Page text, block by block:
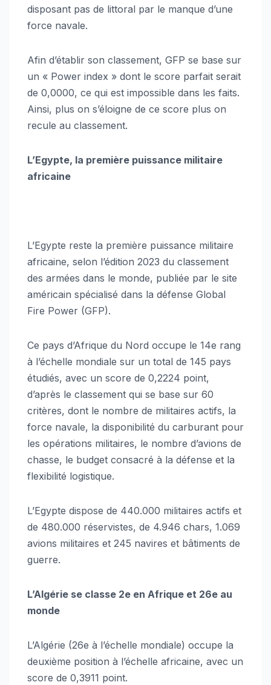
disposant pas de littoral par le manque d’une
force navale.
Afin d’établir son classement, GFP se base sur
un « Power index » dont le score parfait serait
de 0,0000, ce qui est impossible dans les faits.
Ainsi, plus on s’éloigne de ce score plus on
recule au classement.
L’Egypte, la première puissance militaire
africaine
L’Egypte reste la première puissance militaire
africaine, selon l’édition 2023 du classement
des armées dans le monde, publiée par le site
américain spécialisé dans la défense Global
Fire Power (GFP).
Ce pays d’Afrique du Nord occupe le 14e rang
à l’échelle mondiale sur un total de 145 pays
étudiés, avec un score de 0,2224 point,
d’après le classement qui se base sur 60
critères, dont le nombre de militaires actifs, la
force navale, la disponibilité du carburant pour
les opérations militaires, le nombre d’avions de
chasse, le budget consacré à la défense et la
flexibilité logistique.
L’Egypte dispose de 440.000 militaires actifs et
de 480.000 réservistes, de 4.946 chars, 1.069
avions militaires et 245 navires et bâtiments de
guerre.
L’Algérie se classe 2e en Afrique et 26e au
monde
L’Algérie (26e à l’échelle mondiale) occupe la
deuxième position à l’échelle africaine, avec un
score de 0,3911 point.